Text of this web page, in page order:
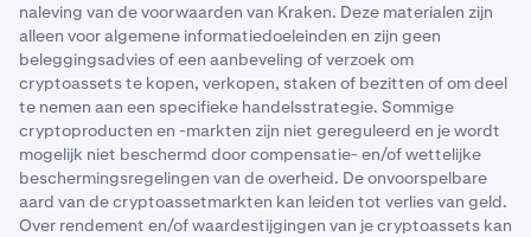
naleving van de voorwaarden van Kraken. Deze materialen zijn
alleen voor algemene informatiedoeleinden en zijn geen
beleggingsadvies of een aanbeveling of verzoek om
cryptoassets te kopen, verkopen, staken of bezitten of om deel
te nemen aan een specifieke handelsstrategie. Sommige
cryptoproducten en -markten zijn niet gereguleerd en je wordt
mogelijk niet beschermd door compensatie- en/of wettelijke
beschermingsregelingen van de overheid. De onvoorspelbare
aard van de cryptoassetmarkten kan leiden tot verlies van geld.
Over rendement en/of waardestijgingen van je cryptoassets kan